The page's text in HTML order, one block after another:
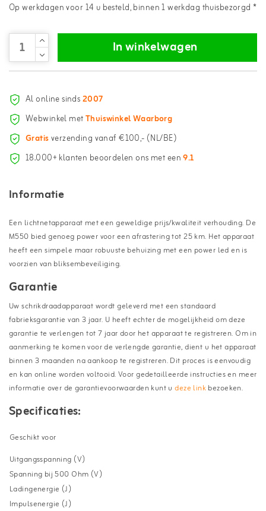
Op werkdagen voor 14 u besteld, binnen 1 werkdag thuisbezorgd *
In winkelwagen
Al online sinds2007
Webwinkel metThuiswinkel Waarborg
Gratisverzending vanaf €100,- (NL/BE)
18.000+ klanten beoordelen ons met een9.1
Informatie
Een lichtnetapparaat met een geweldige prijs/kwaliteit verhouding. De
M550 bied genoeg power voor een afrastering tot 25 km. Het apparaat
heeft een simpele maar robuuste behuizing met een power led en is
voorzien van bliksembeveiliging.
Garantie
Uw schrikdraadapparaat wordt geleverd met een standaard
fabrieksgarantie van 3 jaar. U heeft echter de mogelijkheid om deze
garantie te verlengen tot 7 jaar door het apparaat te registreren. Om in
aanmerking te komen voor de verlengde garantie, dient u het apparaat
binnen 3 maanden na aankoop te registreren. Dit proces is eenvoudig
en kan online worden voltooid. Voor gedetailleerde instructies en meer
informatie over de garantievoorwaarden kunt udeze linkbezoeken.
Specificaties:
Geschikt voor
Uitgangsspanning (V)
Spanning bij 500 Ohm (V)
Ladingenergie (J)
Impulsenergie (J)